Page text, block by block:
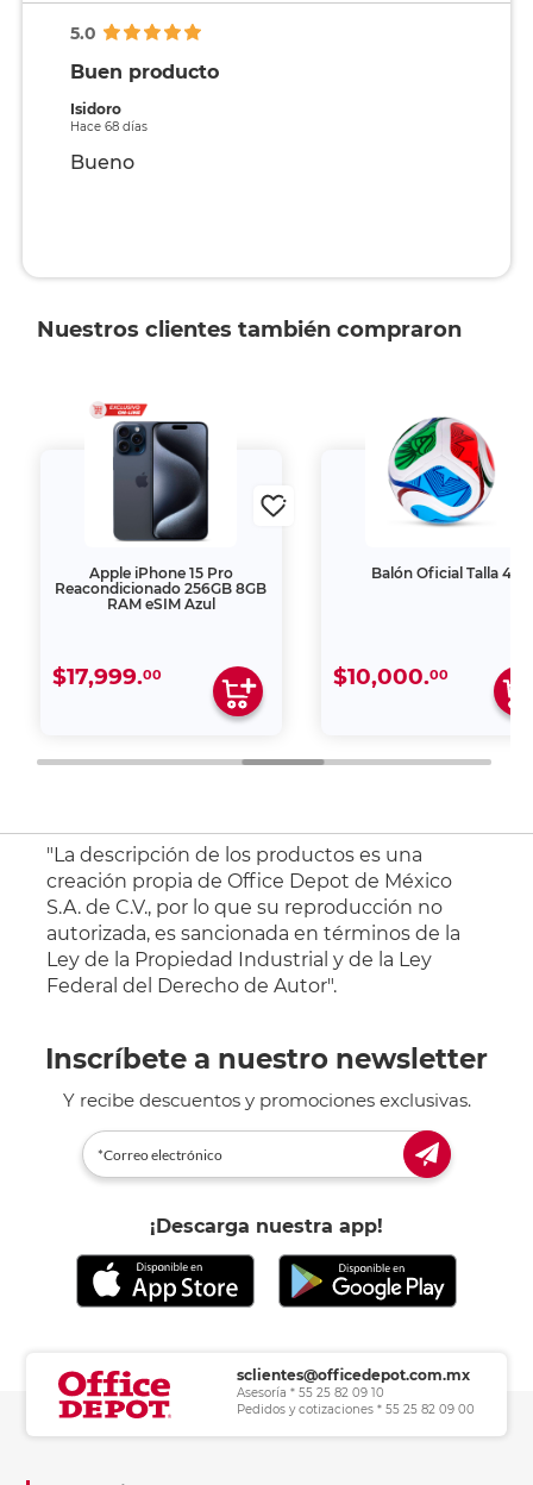
5.0
Buen producto
Isidoro
Hace 68 días
Bueno
Nuestros clientes también compraron
Apple iPhone 15 Pro
Reacondicionado 256GB 8GB
RAM eSIM Azul
$17,999.00
Balón Oficial Talla 4
$10,000.00
"La descripción de los productos es una
creación propia de Office Depot de México
S.A. de C.V., por lo que su reproducción no
autorizada, es sancionada en términos de la
Ley de la Propiedad Industrial y de la Ley
Federal del Derecho de Autor".
Inscríbete a nuestro newsletter
Y recibe descuentos y promociones exclusivas.
¡Descarga nuestra app!
sclientes@officedepot.com.mx
Asesoría * 55 25 82 09 10
Pedidos y cotizaciones * 55 25 82 09 00